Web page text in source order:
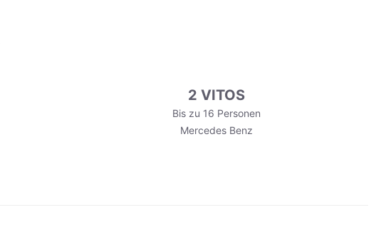
2 VITOS
Bis zu 16 Personen
Mercedes Benz